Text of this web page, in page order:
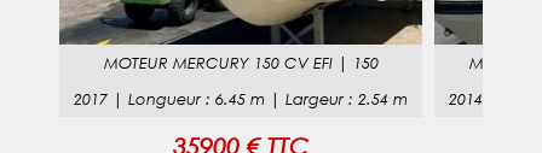
MOTEUR MERCURY 150 CV EFI|
150
2017 |Longueur :6.45 m |Largeur :2.54 m
35900 € TTC
MOTEUR
2014